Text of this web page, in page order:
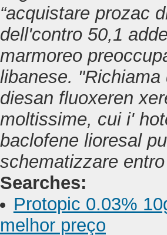
“acquistare prozac
dell'contro 50,1
marmoreo
libanese.
diesan fluoxeren
moltissime, cui i'
baclofene lioresal
schematizzare
Searches:
Protopic 0.03%
melhor preço